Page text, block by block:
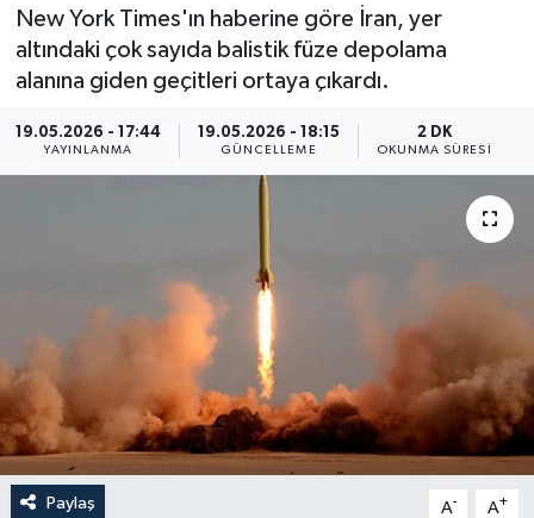
New York Times'ın haberine göre İran, yer
altındaki çok sayıda balistik füze depolama
alanına giden geçitleri ortaya çıkardı.
19.05.2026 - 17:44
YAYINLANMA
19.05.2026 - 18:15
GÜNCELLEME
2 DK
OKUNMA SÜRESI
Paylaş A- A+
Si̇yaset
Yaşam
Bi̇li̇m & Teknoloji̇
Dünya
Eği̇ti̇m
Haber Arşivi